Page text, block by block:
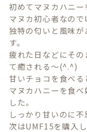
初めてマヌカハニー
マヌカ初心者なので
独特の匂いと風味
す。
疲れた日などにその
て癒される〜(^.^)
甘いチョコを食べる
マヌカハニーを食
した。
しっかり甘いのに不
次はUMF15を購入